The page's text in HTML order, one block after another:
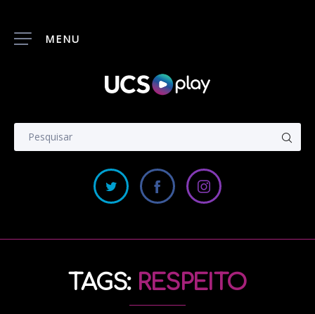
MENU
TAGS: RESPEITO